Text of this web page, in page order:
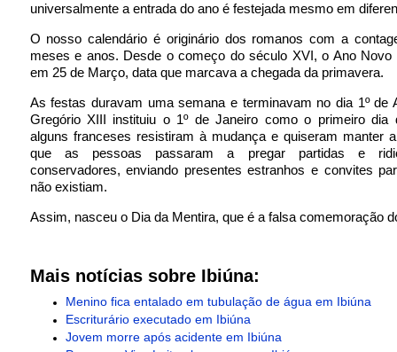
universalmente a entrada do ano é festejada mesmo em
O nosso calendário é originário dos romanos com a
meses e anos. Desde o começo do século XVI, o Ano Novo
em 25 de Março, data que marcava a chegada da primavera.
As festas duravam uma semana e terminavam no dia 1º de
Gregório XIII instituiu o 1º de Janeiro como o primeiro dia
alguns franceses resistiram à mudança e quiseram manter
que as pessoas passaram a pregar partidas e
conservadores, enviando presentes estranhos e convites
não existiam.
Assim, nasceu o Dia da Mentira, que é a falsa comemoração
Mais notícias sobre Ibiúna:
Menino fica entalado em tubulação de água em Ibiúna
Escriturário executado em Ibiúna
Jovem morre após acidente em Ibiúna